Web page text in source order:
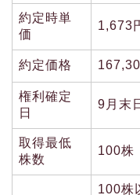
約定時単
価
1,673
約定価格
権利確定
日
9月末
取得最低
株数
100株
100株